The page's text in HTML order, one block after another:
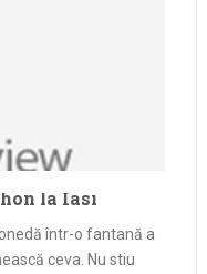
la Iasi
într-o fantană a
ceva. Nu stiu